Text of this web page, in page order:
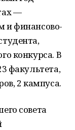
—
и финансово-
конкурса. В
факультета,
2 кампуса.
совета